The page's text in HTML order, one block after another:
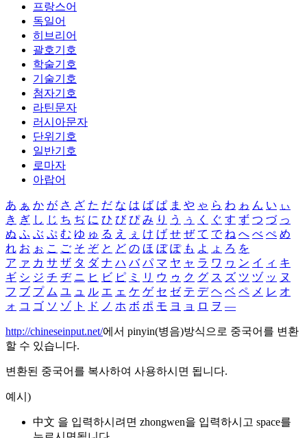
프랑스어
독일어
히브리어
괄호기호
학술기호
기술기호
첨자기호
라틴문자
러시아문자
단위기호
일반기호
로마자
아랍어
あ ぁ か が さ ざ た だ な は ば ぱ ま や ゃ ら わ ゎ ん い ぃ
き ぎ し じ ち ぢ に ひ び ぴ み り う ぅ く ぐ す ず つ づ っ
ぬ ふ ぶ ぷ む ゆ ゅ る え ぇ け げ せ ぜ て で ね へ べ ぺ め
れ お ぉ こ ご そ ぞ と ど の ほ ぼ ぽ も よ ょ ろ を
ア ァ カ サ ザ タ ダ ナ ハ バ パ マ ヤ ャ ラ ワ ヮ ン イ ィ キ
ギ シ ジ チ ヂ ニ ヒ ビ ピ ミ リ ウ ゥ ク グ ス ズ ツ ヅ ッ ヌ
フ ブ プ ム ユ ュ ル エ ェ ケ ゲ セ ゼ テ デ ヘ ベ ペ メ レ オ
ォ コ ゴ ソ ゾ ト ド ノ ホ ボ ポ モ ヨ ョ ロ ヲ ―
http://chineseinput.net/에서 pinyin(병음)방식으로 중국어를 변환
할 수 있습니다.
변환된 중국어를 복사하여 사용하시면 됩니다.
예시)
中文 을 입력하시려면 zhongwen을 입력하시고 space를